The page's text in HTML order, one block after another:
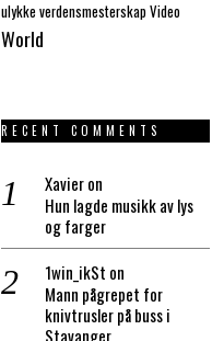
ulykke verdensmesterskapVideo
World
RECENT COMMENTS
Xavieron
Hun lagde musikk av lys
og farger
1win_ikSt on
Mann pågrepet for
knivtrusler på buss i
Stavanger